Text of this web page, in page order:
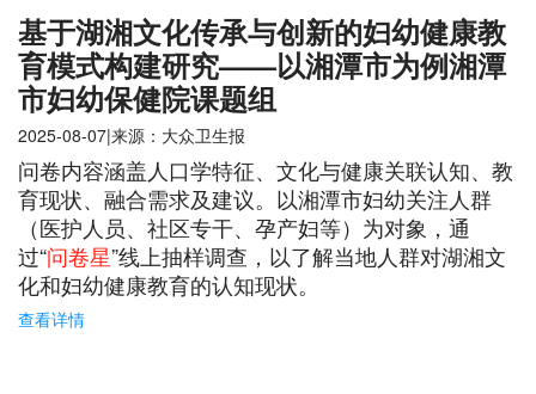
基于湖湘文化传承与创新的妇幼健康教
育模式构建研究——以湘潭市为例湘潭
市妇幼保健院课题组
2025-08-07|来源：大众卫生报
问卷内容涵盖人口学特征、文化与健康关联认知、教
育现状、融合需求及建议。以湘潭市妇幼关注人群
（医护人员、社区专干、孕产妇等）为对象，通
过“问卷星”线上抽样调查，以了解当地人群对湖湘文
化和妇幼健康教育的认知现状。
查看详情